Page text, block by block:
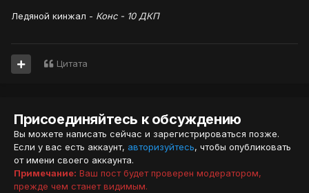
Ледяной кинжал - Конс - 10 ДКП
Цитата
Присоединяйтесь к обсуждению
Вы можете написать сейчас и зарегистрироваться позже.
Если у вас есть аккаунт, авторизуйтесь, чтобы опубликовать
от имени своего аккаунта.
Примечание: Ваш пост будет проверен модератором,
прежде чем станет видимым.